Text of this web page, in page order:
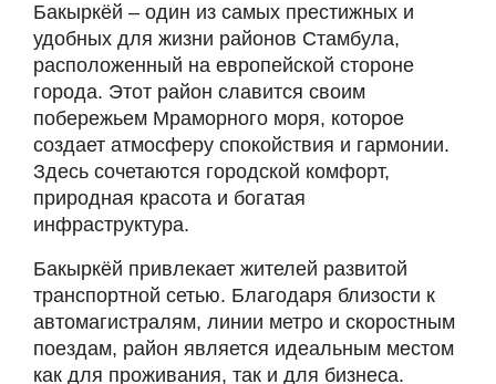
Бакыркёй – один из самых престижных и
удобных для жизни районов Стамбула,
расположенный на европейской стороне
города. Этот район славится своим
побережьем Мраморного моря, которое
создает атмосферу спокойствия и гармонии.
Здесь сочетаются городской комфорт,
природная красота и богатая
инфраструктура.
Бакыркёй привлекает жителей развитой
транспортной сетью. Благодаря близости к
автомагистралям, линии метро и скоростным
поездам, район является идеальным местом
как для проживания, так и для бизнеса.